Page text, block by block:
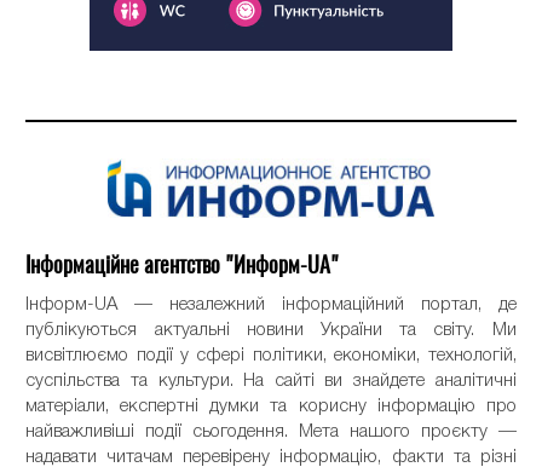
Інформаційне агентство "Информ-UA"
Інформ-UA — незалежний інформаційний портал, де
публікуються актуальні новини України та світу. Ми
висвітлюємо події у сфері політики, економіки, технологій,
суспільства та культури. На сайті ви знайдете аналітичні
матеріали, експертні думки та корисну інформацію про
найважливіші події сьогодення. Мета нашого проєкту —
надавати читачам перевірену інформацію, факти та різні